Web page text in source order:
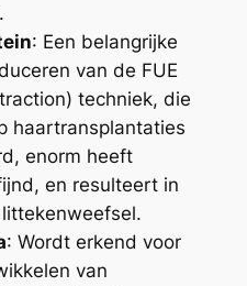
: Een belangrijke
van de FUE
techniek, die
haartransplantaties
enorm heeft
en resulteert in
: Wordt erkend voor
van